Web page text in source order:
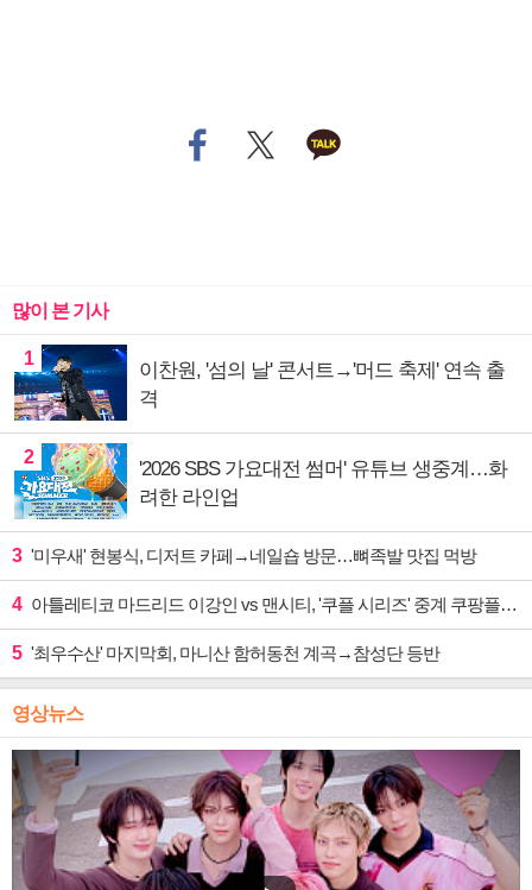
많이 본 기사
1
이찬원, '섬의 날' 콘서트→'머드 축제' 연속 출
격
2
'2026 SBS 가요대전 썸머' 유튜브 생중계…화
려한 라인업
3 '미우새' 현봉식, 디저트 카페→네일숍 방문…뼈족발 맛집 먹방
4 아틀레티코 마드리드 이강인 vs 맨시티, '쿠플 시리즈' 중계 쿠팡플레이
5 '최우수산' 마지막회, 마니산 함허동천 계곡→참성단 등반
영상뉴스